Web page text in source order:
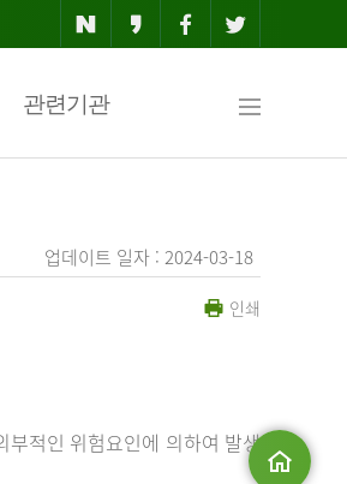
관련기관
맵
업데이트 일자 : 2024-03-18
인쇄
적인 위험요인에 의하여 발생